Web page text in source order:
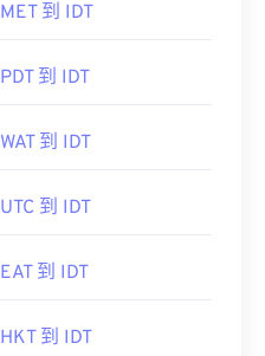
MET 到 IDT
PDT 到 IDT
WAT 到 IDT
UTC 到 IDT
EAT 到 IDT
HKT 到 IDT